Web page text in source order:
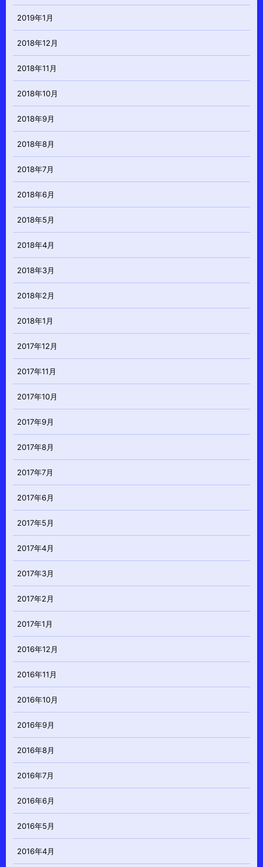
2019年1月
2018年12月
2018年11月
2018年10月
2018年9月
2018年8月
2018年7月
2018年6月
2018年5月
2018年4月
2018年3月
2018年2月
2018年1月
2017年12月
2017年11月
2017年10月
2017年9月
2017年8月
2017年7月
2017年6月
2017年5月
2017年4月
2017年3月
2017年2月
2017年1月
2016年12月
2016年11月
2016年10月
2016年9月
2016年8月
2016年7月
2016年6月
2016年5月
2016年4月